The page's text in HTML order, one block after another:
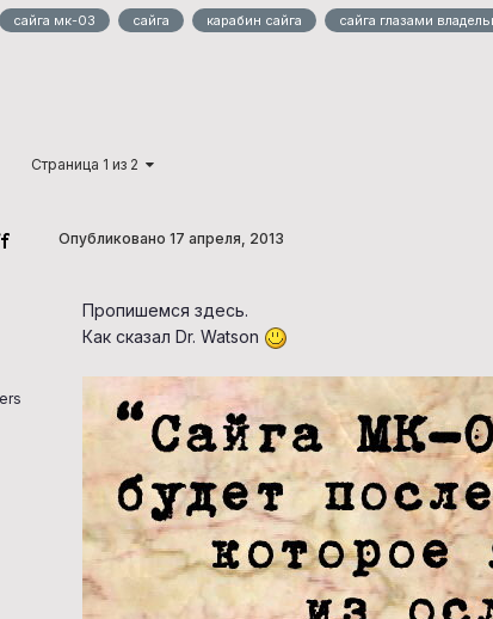
сайга мк-03 сайга карабин сайга сайга глазами
Страница 1 из 2
Опубликовано17 апреля, 2013
Пропишемся здесь.
Как сказал Dr. Watson